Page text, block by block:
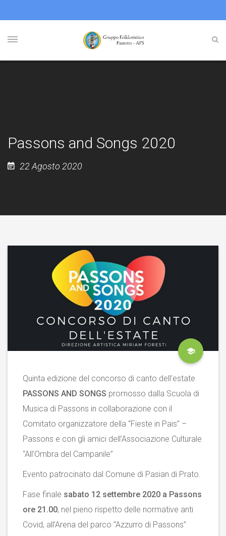
Passons and Songs 2020
22 Agosto 2020
Quinta edizione del concorso di canto dell’estate
PASSONS AND SONGS promosso dalla Scuola di
Musica di Passons in collaborazione con il
Comitato organizzatore della “Fieste in Pais” –
Passons e con gli amici dell’Associazione Culturale
“All’Ombra del Campanile”
Evento patrocinato dal Comune di Pasian di Prato.
Fase finale sabato 12 settembre 2020 a Passons
ore 21.00, nel pieno rispetto delle normative anti
Covid, all’Arena del parco “Azzurro di Passons”